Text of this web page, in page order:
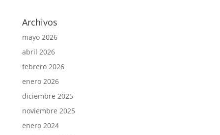
Archivos
mayo 2026
abril 2026
febrero 2026
enero 2026
diciembre 2025
noviembre 2025
enero 2024